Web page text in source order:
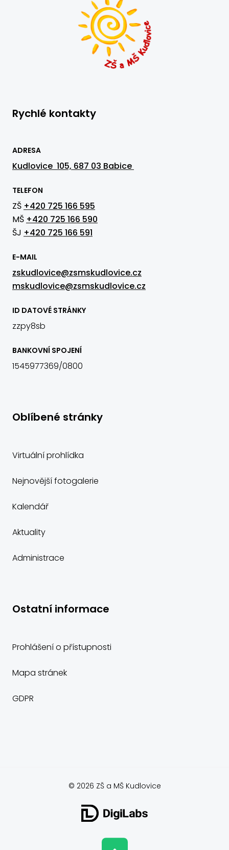
Rychlé kontakty
ADRESA
Kudlovice 105, 687 03 Babice
TELEFON
ZŠ +420 725 166 595
MŠ +420 725 166 590
ŠJ +420 725 166 591
E-MAIL
zskudlovice@zsmskudlovice.cz
mskudlovice@zsmskudlovice.cz
ID DATOVÉ STRÁNKY
zzpy8sb
BANKOVNÍ SPOJENÍ
1545977369/0800
Oblíbené stránky
Virtuální prohlídka
Nejnovější fotogalerie
Kalendář
Aktuality
Administrace
Ostatní informace
Prohlášení o přístupnosti
Mapa stránek
GDPR
© 2026 ZŠ a MŠ Kudlovice